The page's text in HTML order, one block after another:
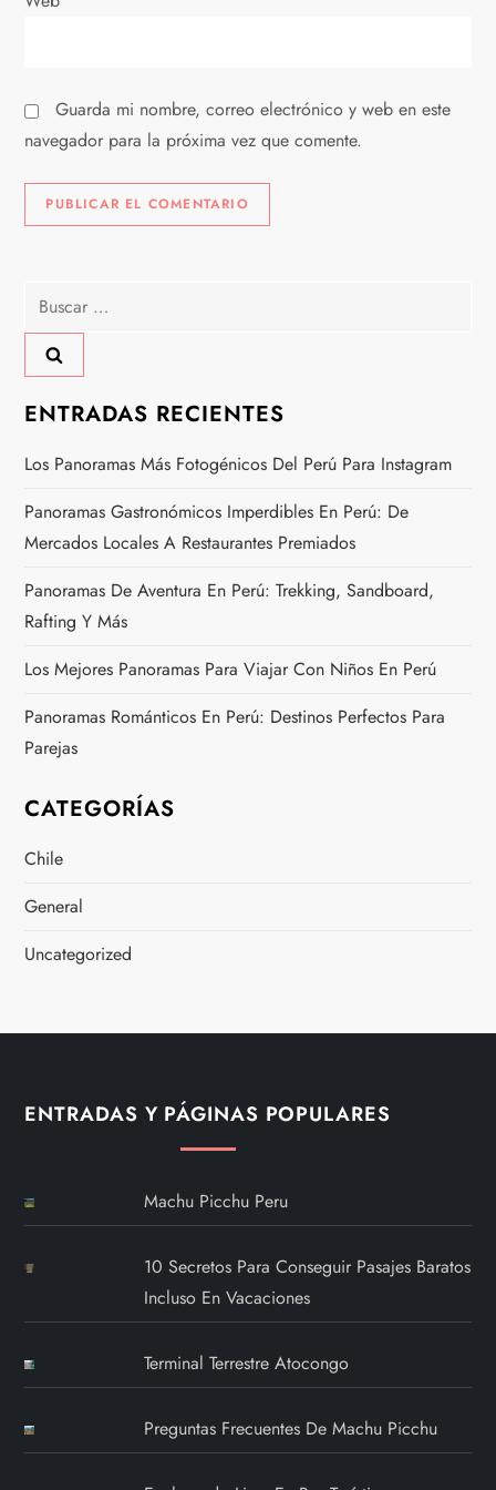
a
s
Guarda mi nombre, correo electrónico y web en este
navegador para la próxima vez que comente.
Buscar:
ENTRADAS RECIENTES
Los Panoramas Más Fotogénicos Del Perú Para Instagram
Panoramas Gastronómicos Imperdibles En Perú: De
Mercados Locales A Restaurantes Premiados
Panoramas De Aventura En Perú: Trekking, Sandboard,
Rafting Y Más
Los Mejores Panoramas Para Viajar Con Niños En Perú
Panoramas Románticos En Perú: Destinos Perfectos Para
Parejas
CATEGORÍAS
Chile
General
Uncategorized
ENTRADAS Y PÁGINAS POPULARES
Machu Picchu Peru
10 Secretos Para Conseguir Pasajes Baratos
Incluso En Vacaciones
Terminal Terrestre Atocongo
Preguntas Frecuentes De Machu Picchu